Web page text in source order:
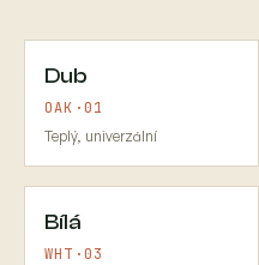
Dub
OAK·01
Teplý, univerzální
Bílá
WHT·03